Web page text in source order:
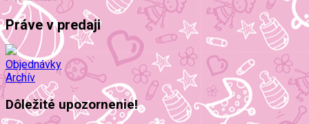
Práve v predaji
Objednávky
Archív
Dôležité upozornenie!